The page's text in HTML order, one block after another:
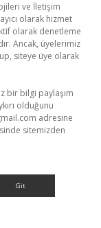
ve İletişim
olarak hizmet
olarak denetleme
Ancak, üyelerimiz
siteye üye olarak
bir bilgi paylaşım
olduğunu
adresine
sitemizden